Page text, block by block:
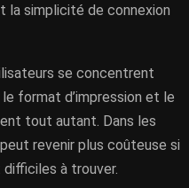
la simplicité de connexion
se concentrent
format d’impression et le
tout autant. Dans les
revenir plus coûteuse si
à trouver.